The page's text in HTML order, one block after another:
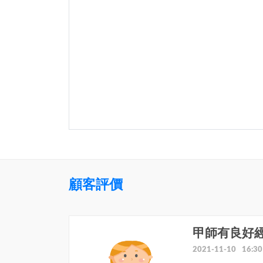
顧客評價
甲師有良好
2021-11-10 16:30